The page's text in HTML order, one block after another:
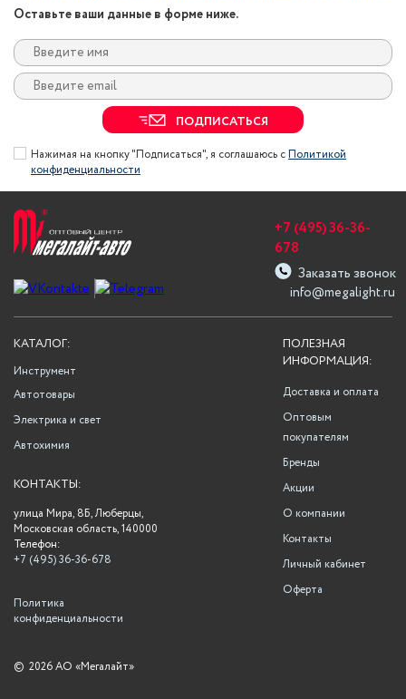
Оставьте ваши данные в форме ниже.
ПОДПИСАТЬСЯ
Нажимая на кнопку "Подписаться", я соглашаюсь сПолитикой
конфиденциальности
info@megalight.ru
+7 (495) 36-36-
678
Заказать звонок
ПОЛЕЗНАЯ
ИНФОРМАЦИЯ:
Доставка и оплата
Оптовым
покупателям
Бренды
Акции
О компании
Контакты
Личный кабинет
Оферта
КАТАЛОГ:
Инструмент
Автотовары
Электрика и свет
Автохимия
КОНТАКТЫ:
улица Мира, 8Б, Люберцы,
Московская область, 140000
Телефон:
+7 (495) 36-36-678
Политика
конфиденциальности
© 2026 АО «Мегалайт»